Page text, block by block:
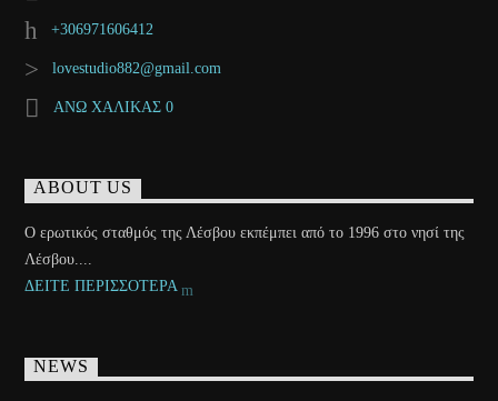
+306971606412
lovestudio882@gmail.com
ΑΝΩ ΧΑΛΙΚΑΣ 0
ABOUT US
Ο ερωτικός σταθμός της Λέσβου εκπέμπει από το 1996 στο νησί της
Λέσβου....
ΔΕΙΤΕ ΠΕΡΙΣΣΟΤΕΡΑ
NEWS